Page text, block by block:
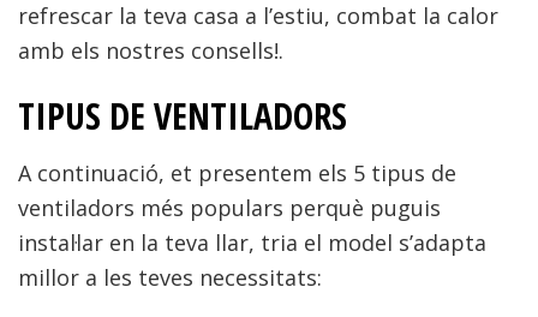
refrescar la teva casa a l’estiu, combat la calor
amb els nostres consells!.
TIPUS DE VENTILADORS
A continuació, et presentem els 5 tipus de
ventiladors més populars perquè puguis
instal·lar en la teva llar, tria el model s’adapta
millor a les teves necessitats: